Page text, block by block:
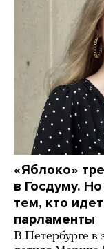
«Яблоко»
в Госдуму.
тем, кто
парламенты
В Петербурге в